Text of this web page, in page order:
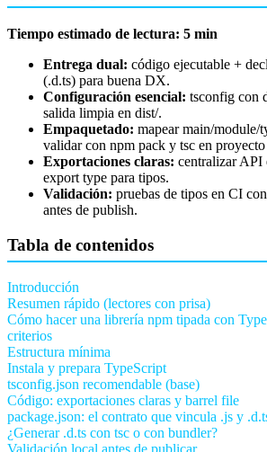
Tiempo estimado de lectura: 5 min
Entrega dual: código ejecutable +
(.d.ts) para buena DX.
Configuración esencial: tsconfig con
salida limpia en dist/.
Empaquetado: mapear main/module/
validar con npm pack y tsc en
Exportaciones claras: centralizar API
export type para tipos.
Validación: pruebas de tipos en CI
antes de publish.
Tabla de contenidos
Introducción
Resumen rápido (lectores con prisa)
Cómo hacer una librería npm tipada con
criterios
Estructura mínima
Instala y prepara TypeScript
tsconfig.json recomendable (base)
Código: exportaciones claras y barrel file
package.json: el contrato que vincula .js y
¿Generar .d.ts con tsc o con bundler?
Validación local antes de publicar